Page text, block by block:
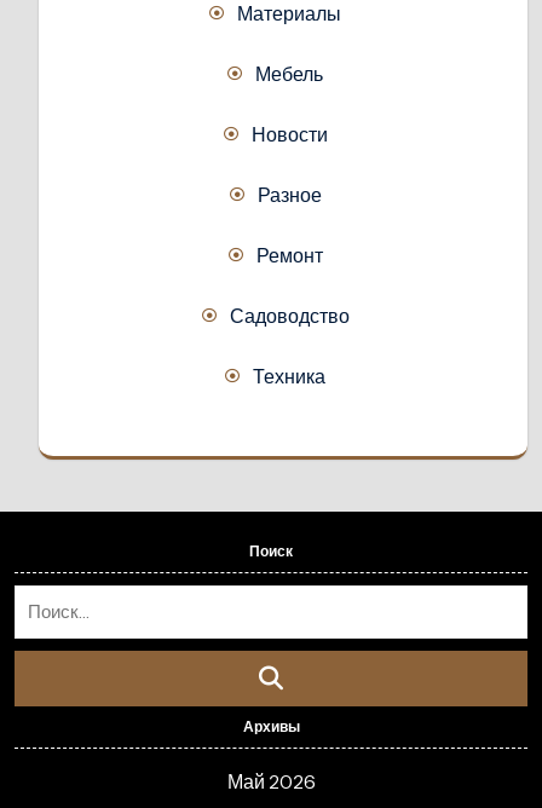
Материалы
Мебель
Новости
Разное
Ремонт
Садоводство
Техника
Поиск
Архивы
Май 2026